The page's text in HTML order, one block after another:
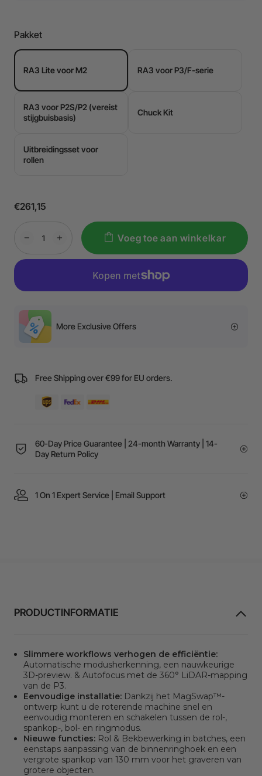
grotere objecten.
Pakket
RA3 Lite voor M2 RA3 voor P3/F-serie
RA3 voor P2S/P2 (vereist
stijgbuisbasis)
Chuck Kit
Uitbreidingsset voor
rollen
€261,15
Voeg toe aan winkelkar
More Exclusive Offers
Free Shipping over €99 for EU orders.
60-Day Price Guarantee | 24-month Warranty | 14-
Day Return Policy
1 On 1 Expert Service | Email Support
PRODUCTINFORMATIE
Slimmere workflows verhogen de efficiëntie:
Automatische modusherkenning, een nauwkeurige
3D-preview. & Autofocus met de 360° LiDAR-mapping
van de P3.
Eenvoudige installatie: Dankzij het MagSwap™-
ontwerp kunt u de roterende machine snel en
eenvoudig monteren en schakelen tussen de rol-,
spankop-, bol- en ringmodus.
Nieuwe functies: Rol & Bekbewerking in batches, een
eenstaps aanpassing van de binnenringhoek en een
vergrote spankop van 130 mm voor het graveren van
grotere objecten.